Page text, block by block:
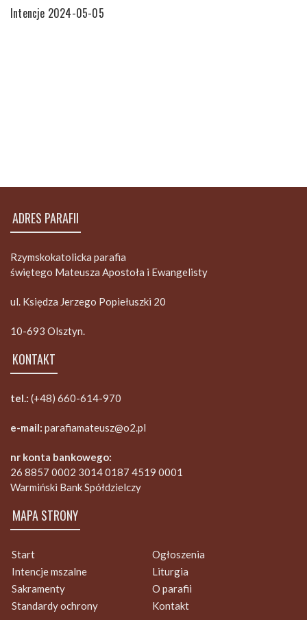
Intencje 2024-05-05
ADRES PARAFII
Rzymskokatolicka parafia
świętego Mateusza Apostoła i Ewangelisty
ul. Księdza Jerzego Popiełuszki 20
10-693 Olsztyn.
KONTAKT
tel.: (+48) 660-614-970
e-mail: parafiamateusz@o2.pl
nr konta bankowego:
26 8857 0002 3014 0187 4519 0001
Warmiński Bank Spółdzielczy
MAPA STRONY
Start
Ogłoszenia
Intencje mszalne
Liturgia
Sakramenty
O parafii
Standardy ochrony
Kontakt